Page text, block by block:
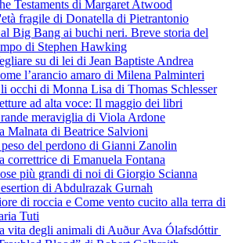
Testaments di Margaret Atwood
fragile di Donatella di Pietrantonio
Big Bang ai buchi neri. Breve storia del
di Stephen Hawking
su di lei di Jean Baptiste Andrea
l’arancio amaro di Milena Palminteri
occhi di Monna Lisa di Thomas Schlesser
ad alta voce: Il maggio dei libri
meraviglia di Viola Ardone
Malnata di Beatrice Salvioni
del perdono di Gianni Zanolin
correttrice di Emanuela Fontana
più grandi di noi di Giorgio Scianna
di Abdulrazak Gurnah
di roccia e Come vento cucito alla terra di
Tuti
vita degli animali di Auður Ava Ólafsdóttir